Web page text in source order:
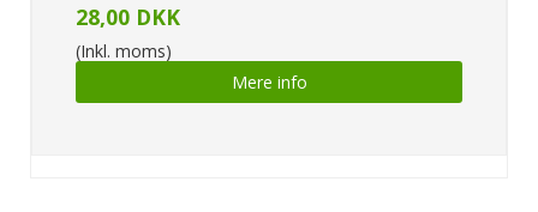
28,00 DKK
(Inkl. moms)
Mere info